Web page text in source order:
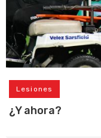
Lesiones
¿Y ahora?